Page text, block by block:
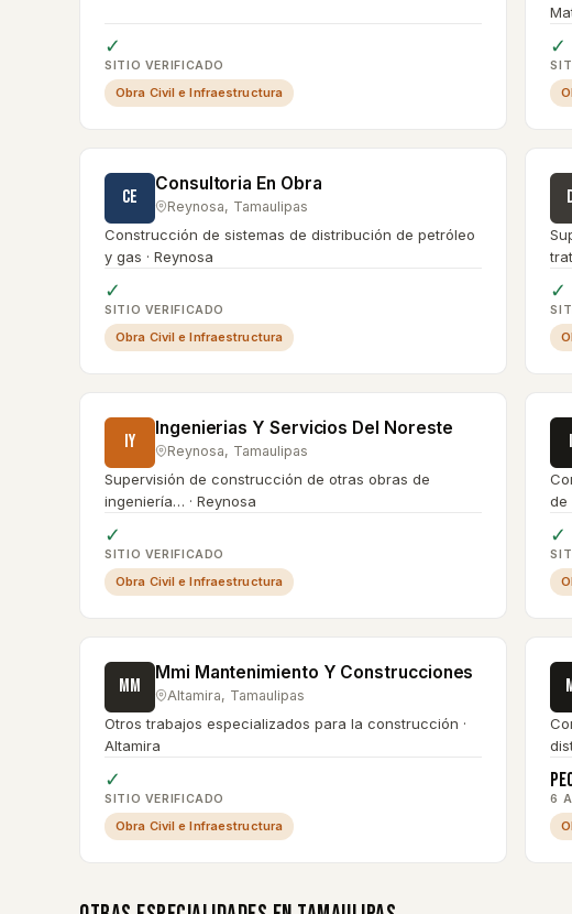
✓
SITIO VERIFICADO
Obra Civil e Infraestructura
✓
CE
Consultoria En Obra
Reynosa, Tamaulipas
Construcción de sistemas de distribución de petróleo
y gas · Reynosa
✓
SITIO VERIFICADO
Obra Civil e Infraestructura
✓
IY
Ingenierias Y Servicios Del Noreste
Reynosa, Tamaulipas
Supervisión de construcción de otras obras de
ingeniería… · Reynosa
✓
SITIO VERIFICADO
Obra Civil e Infraestructura
de
✓
MM
Mmi Mantenimiento Y Construcciones
Altamira, Tamaulipas
Otros trabajos especializados para la construcción ·
Altamira
✓
SITIO VERIFICADO
Obra Civil e Infraestructura
6